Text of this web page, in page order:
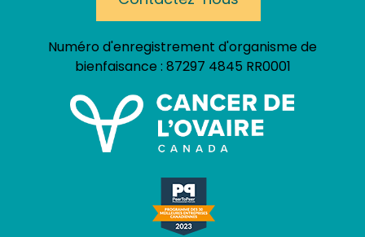
Numéro d'enregistrement d'organisme de
bienfaisance : 87297 4845 RR0001